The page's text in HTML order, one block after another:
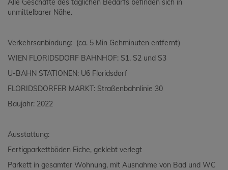
Alle Geschäfte des täglichen Bedarfs befinden sich in
unmittelbarer Nähe.
Verkehrsanbindung: (ca. 5 Min Gehminuten entfernt)
WIEN FLORIDSDORF BAHNHOF: S1, S2 und S3
U-BAHN STATIONEN: U6 Floridsdorf
FLORIDSDORFER MARKT: Straßenbahnlinie 30
Baujahr: 2022
Ausstattung:
Fertigparkettböden Eiche, geklebt verlegt
Parkett in gesamter Wohnung, mit Ausnahme von Bad und WC